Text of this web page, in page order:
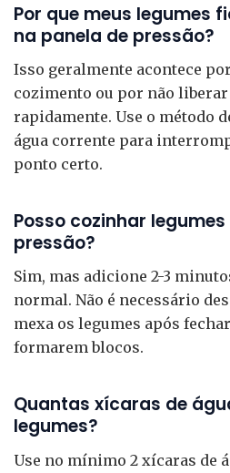
Por que meus legumes
na panela de pressão?
Isso geralmente acontece
cozimento ou por não liberar
rapidamente. Use o método
água corrente para
ponto certo.
Posso cozinhar
pressão?
Sim, mas adicione 2-3
normal. Não é necessário
mexa os legumes após
formarem blocos.
Quantas xícaras de
legumes?
Use no mínimo 2 xícaras de